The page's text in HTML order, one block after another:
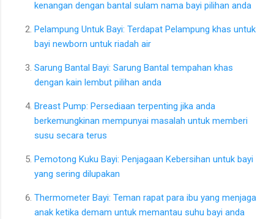
kenangan dengan bantal sulam nama bayi pilihan anda
Pelampung Untuk Bayi: Terdapat Pelampung khas untuk
bayi newborn untuk riadah air
Sarung Bantal Bayi: Sarung Bantal tempahan khas
dengan kain lembut pilihan anda
Breast Pump: Persediaan terpenting jika anda
berkemungkinan mempunyai masalah untuk memberi
susu secara terus
Pemotong Kuku Bayi: Penjagaan Kebersihan untuk bayi
yang sering dilupakan
Thermometer Bayi: Teman rapat para ibu yang menjaga
anak ketika demam untuk memantau suhu bayi anda